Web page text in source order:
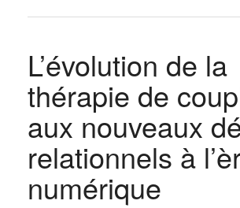
L’évolution de la
thérapie de
aux nouveaux
relationnels à
numérique